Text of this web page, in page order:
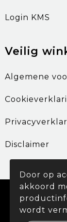
Login KMS
Veilig
Algemene
Disclaimer
©
Door op
akkoord
wordt